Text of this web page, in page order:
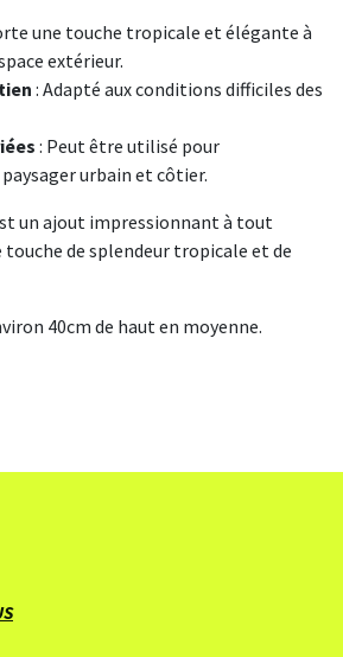
une touche tropicale et élégante à
extérieur.
: Adapté aux conditions difficiles des
: Peut être utilisé pour
urbain et côtier.
un ajout impressionnant à tout
de splendeur tropicale et de
40cm de haut en moyenne.